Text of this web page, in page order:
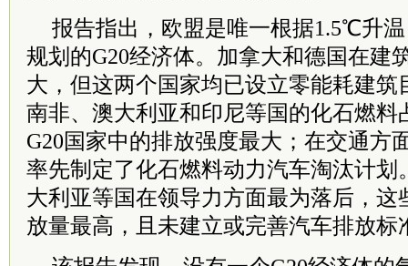
报告指出，欧盟是唯一根据1.5℃升
规划的G20经济体。加拿大和德国在建
大，但这两个国家均已设立零能耗建筑
南非、澳大利亚和印尼等国的化石燃料
G20国家中的排放强度最大；在交通方
率先制定了化石燃料动力汽车淘汰计划
大利亚等国在领导力方面最为落后，这
放量最高，且未建立或完善汽车排放标